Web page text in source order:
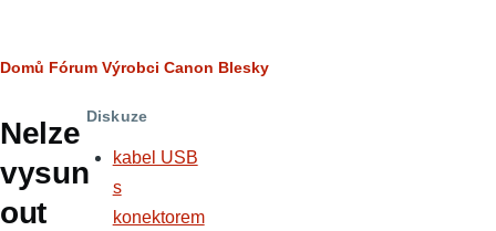
Drobečková
navigace
Domů Fórum Výrobci Canon Blesky
Nelze
vysun
out
Diskuze
kabel USB
s
konektorem